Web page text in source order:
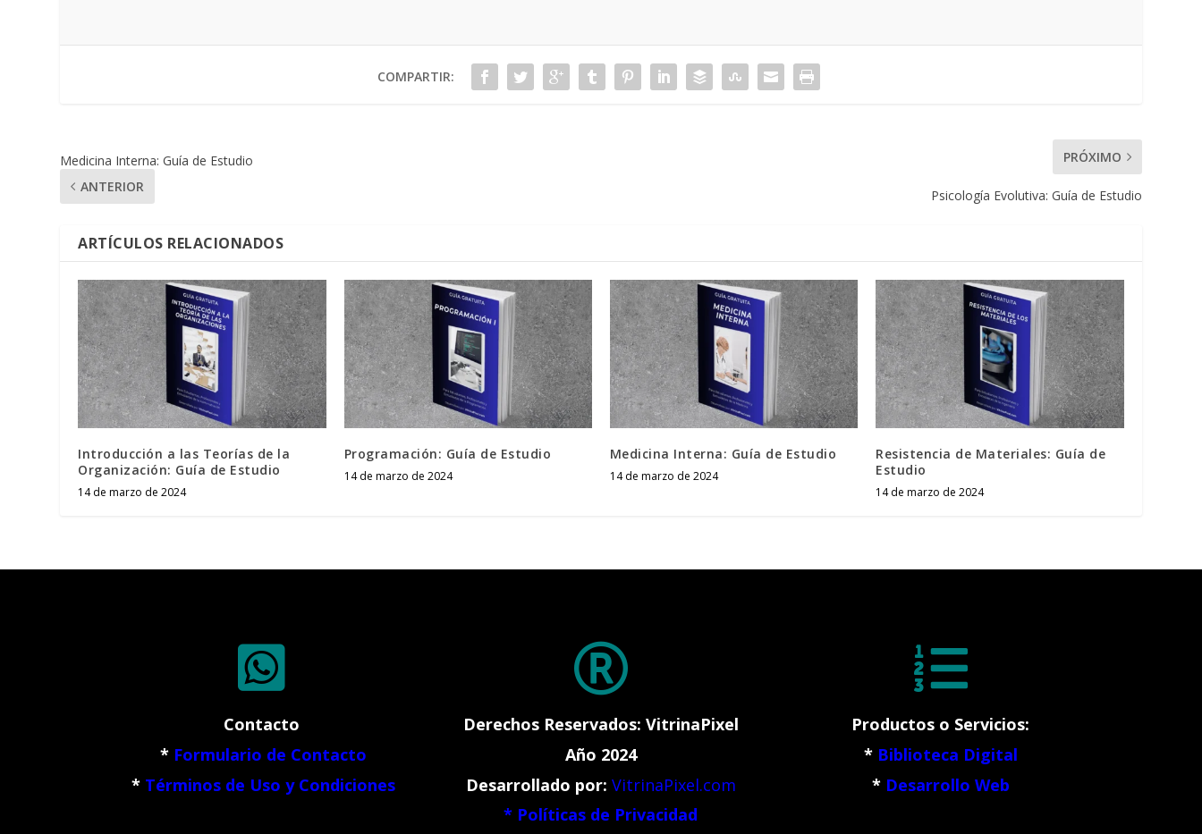
COMPARTIR:
Medicina Interna: Guía de Estudio
ANTERIOR
PRÓXIMO
Psicología Evolutiva: Guía de Estudio
ARTÍCULOS RELACIONADOS
Introducción a las Teorías de la
Organización: Guía de Estudio
14 de marzo de 2024
Programación: Guía de Estudio
14 de marzo de 2024
Medicina Interna: Guía de Estudio
14 de marzo de 2024
Resistencia de Materiales: Guía de
Estudio
14 de marzo de 2024

Contacto
* Formulario de Contacto
* Términos de Uso y Condiciones

Derechos Reservados: VitrinaPixel
Año 2024
Desarrollado por: VitrinaPixel.com
* Políticas de Privacidad

Productos o Servicios:
* Biblioteca Digital
* Desarrollo Web